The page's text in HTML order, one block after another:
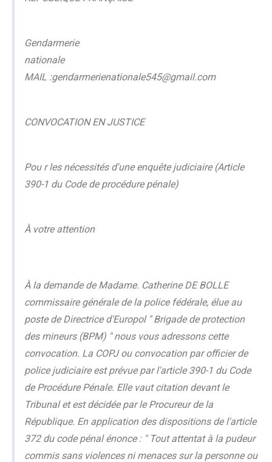
Gendarmerie
nationale
MAIL :gendarmerienationale545@gmail.com
CONVOCATION EN JUSTICE
Pou r les nécessités d'une enquête judiciaire (Article
390-1 du Code de procédure pénale)
À votre attention
À la demande de Madame. Catherine DE BOLLE
commissaire générale de la police fédérale, élue au
poste de Directrice d'Europol " Brigade de protection
des mineurs (BPM) " nous vous adressons cette
convocation. La COPJ ou convocation par officier de
police judiciaire est prévue par l'article 390-1 du Code
de Procédure Pénale. Elle vaut citation devant le
Tribunal et est décidée par le Procureur de la
République. En application des dispositions de l'article
372 du code pénal énonce : " Tout attentat à la pudeur
commis sans violences ni menaces sur la personne ou